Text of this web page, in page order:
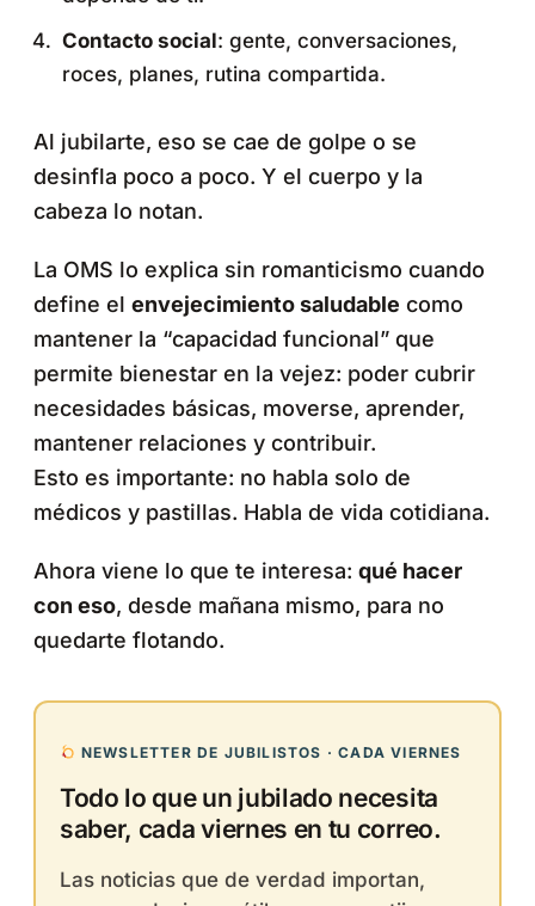
Contacto social: gente, conversaciones,
roces, planes, rutina compartida.
Al jubilarte, eso se cae de golpe o se
desinfla poco a poco. Y el cuerpo y la
cabeza lo notan.
La OMS lo explica sin romanticismo cuando
define el envejecimiento saludable como
mantener la “capacidad funcional” que
permite bienestar en la vejez: poder cubrir
necesidades básicas, moverse, aprender,
mantener relaciones y contribuir.
Esto es importante: no habla solo de
médicos y pastillas. Habla de vida cotidiana.
Ahora viene lo que te interesa: qué hacer
con eso, desde mañana mismo, para no
quedarte flotando.
NEWSLETTER DE JUBILISTOS · CADA VIERNES
Todo lo que un jubilado necesita
saber, cada viernes en tu correo.
Las noticias que de verdad importan,